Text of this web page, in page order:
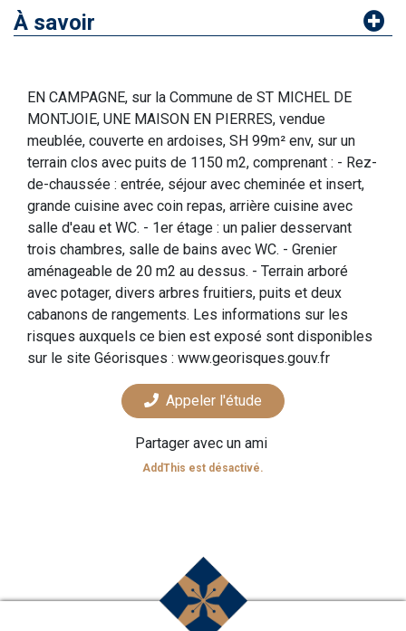
À savoir
EN CAMPAGNE, sur la Commune de ST MICHEL DE
MONTJOIE, UNE MAISON EN PIERRES, vendue
meublée, couverte en ardoises, SH 99m² env, sur un
terrain clos avec puits de 1150 m2, comprenant : - Rez-
de-chaussée : entrée, séjour avec cheminée et insert,
grande cuisine avec coin repas, arrière cuisine avec
salle d'eau et WC. - 1er étage : un palier desservant
trois chambres, salle de bains avec WC. - Grenier
aménageable de 20 m2 au dessus. - Terrain arboré
avec potager, divers arbres fruitiers, puits et deux
cabanons de rangements. Les informations sur les
risques auxquels ce bien est exposé sont disponibles
sur le site Géorisques : www.georisques.gouv.fr
Appeler l'étude
Partager avec un ami
AddThis est désactivé.